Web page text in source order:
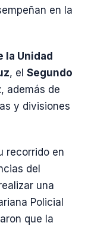
en la
la Unidad
, el Segundo
, además de
y divisiones
recorrido en
del
una
Policial
que la